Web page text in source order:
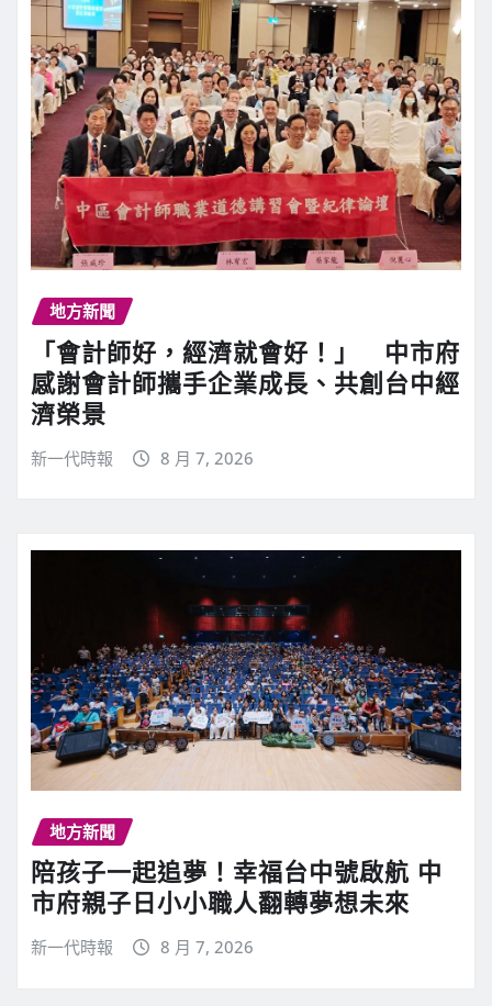
地方新聞
「會計師好，經濟就會好！」 中市府
感謝會計師攜手企業成長、共創台中經
濟榮景
新一代時報 8 月 7, 2026
地方新聞
陪孩子一起追夢！幸福台中號啟航 中
市府親子日小小職人翻轉夢想未來
新一代時報 8 月 7, 2026